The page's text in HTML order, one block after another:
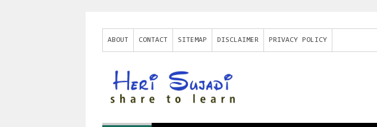
ABOUT CONTACT SITEMAP DISCLAIMER PRIVACY POLICY